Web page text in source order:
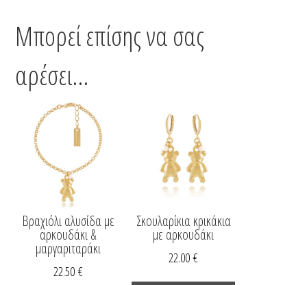
Μπορεί επίσης να σας
αρέσει…
Βραχιόλι αλυσίδα με
αρκουδάκι &
μαργαριταράκι
22.50€
Σκουλαρίκια κρικάκια
με αρκουδάκι
22.00€